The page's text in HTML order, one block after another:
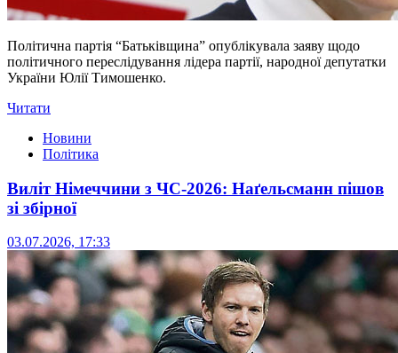
Політична партія “Батьківщина” опублікувала заяву щодо
політичного переслідування лідера партії, народної депутатки
України Юлії Тимошенко.
Читати
Новини
Політика
Виліт Німеччини з ЧС-2026: Наґельсманн пішов
зі збірної
03.07.2026, 17:33